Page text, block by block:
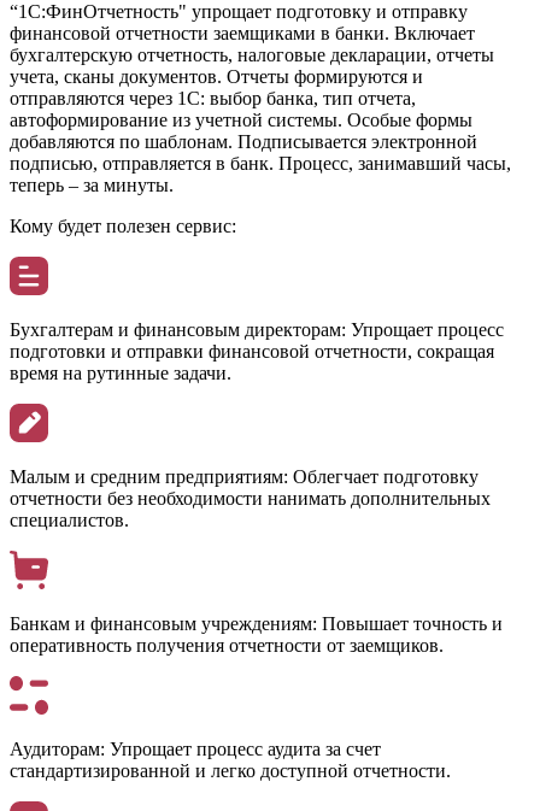
“1С:ФинОтчетность" упрощает подготовку и отправку
финансовой отчетности заемщиками в банки. Включает
бухгалтерскую отчетность, налоговые декларации, отчеты
учета, сканы документов. Отчеты формируются и
отправляются через 1С: выбор банка, тип отчета,
автоформирование из учетной системы. Особые формы
добавляются по шаблонам. Подписывается электронной
подписью, отправляется в банк. Процесс, занимавший часы,
теперь – за минуты.
Кому будет полезен сервис:
Бухгалтерам и финансовым директорам: Упрощает процесс
подготовки и отправки финансовой отчетности, сокращая
время на рутинные задачи.
Малым и средним предприятиям: Облегчает подготовку
отчетности без необходимости нанимать дополнительных
специалистов.
Банкам и финансовым учреждениям: Повышает точность и
оперативность получения отчетности от заемщиков.
Аудиторам: Упрощает процесс аудита за счет
стандартизированной и легко доступной отчетности.